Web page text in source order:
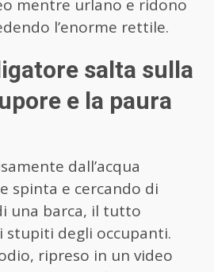
mentre urlano e ridono
l’enorme rettile.
salta sulla
e la paura
dall’acqua
spinta e cercando di
una barca, il tutto
stupiti degli occupanti.
ripreso in un video